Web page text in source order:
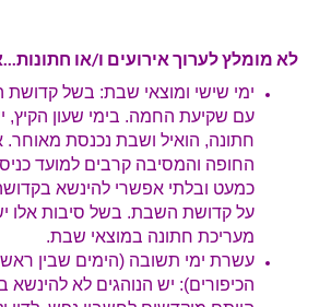
לא מומלץ לערוך אירועים ו/או
ימי שישי ומוצאי שבת: בשל
עם שקיעת החמה. בימי שעון הקיץ,
חתונה, הואיל ושבת נכנסת
החופה והמסיבה קרבים למועד
כמעט ובלתי אפשרי להינשא
על קדושת השבת. בשל סיבות אלו
מעריכת חתונה במוצאי שבת.
עשרת ימי תשובה (הימים שבין ראש
הכיפורים): יש הנוהגים לא להינשא